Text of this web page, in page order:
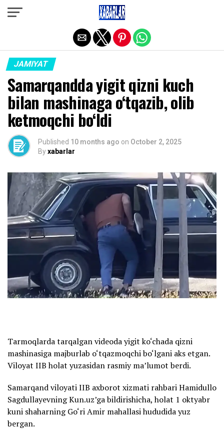
JAMIYAT
Samarqandda yigit qizni kuch
bilan mashinaga o‘tqazib, olib
ketmoqchi bo‘ldi
Published 10 months ago on October 2, 2025
Byxabarlar
Tarmoqlarda tarqalgan videoda yigit ko‘chada qizni
mashinasiga majburlab o‘tqazmoqchi bo‘lgani aks etgan.
Viloyat IIB holat yuzasidan rasmiy ma’lumot berdi.
Samarqand viloyati IIB axborot xizmati rahbari Hamidullo
Sagdullayevning Kun.uz’ga bildirishicha, holat 1 oktyabr
kuni shaharning Go‘ri Amir mahallasi hududida yuz
bergan.
Exit mobile version